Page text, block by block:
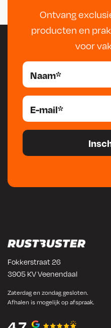
Ontvang
producten en
voor
Fokkerstraat 26
3905 KV Veenendaal
Zaterdag en zondag gesloten.
Afhalen is mogelijk op afspraak.